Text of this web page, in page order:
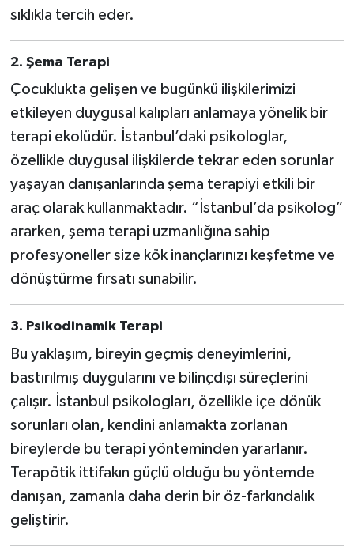
sıklıkla tercih eder.
2. Şema Terapi
Çocuklukta gelişen ve bugünkü ilişkilerimizi
etkileyen duygusal kalıpları anlamaya yönelik bir
terapi ekolüdür. İstanbul’daki psikologlar,
özellikle duygusal ilişkilerde tekrar eden sorunlar
yaşayan danışanlarında şema terapiyi etkili bir
araç olarak kullanmaktadır. “İstanbul’da psikolog”
ararken, şema terapi uzmanlığına sahip
profesyoneller size kök inançlarınızı keşfetme ve
dönüştürme fırsatı sunabilir.
3. Psikodinamik Terapi
Bu yaklaşım, bireyin geçmiş deneyimlerini,
bastırılmış duygularını ve bilinçdışı süreçlerini
çalışır. İstanbul psikologları, özellikle içe dönük
sorunları olan, kendini anlamakta zorlanan
bireylerde bu terapi yönteminden yararlanır.
Terapötik ittifakın güçlü olduğu bu yöntemde
danışan, zamanla daha derin bir öz-farkındalık
geliştirir.